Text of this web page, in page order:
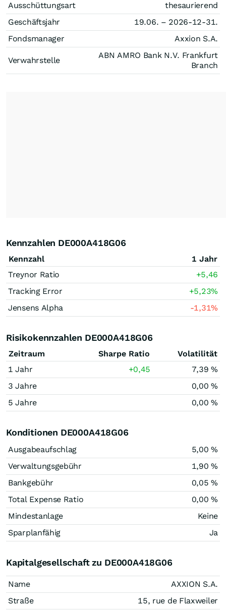
Ausschüttungsart
thesaurierend
Geschäftsjahr
19.06. – 2026-12-31.
Fondsmanager
Axxion S.A.
Verwahrstelle
ABN AMRO Bank N.V. Frankfurt
Branch
Kennzahlen DE000A418G06
Kennzahl
1 Jahr
Treynor Ratio
+5,46
Tracking Error
+5,23%
Jensens Alpha
-1,31%
Risikokennzahlen DE000A418G06
Zeitraum Sharpe Ratio
Volatilität
1 Jahr
+0,45
7,39 %
3 Jahre
0,00 %
5 Jahre
0,00 %
Konditionen DE000A418G06
Ausgabeaufschlag
5,00 %
Verwaltungsgebühr
1,90 %
Bankgebühr
0,05 %
Total Expense Ratio
0,00 %
Mindestanlage
Keine
Sparplanfähig
Ja
Kapitalgesellschaft zu DE000A418G06
Name
AXXION S.A.
Straße
15, rue de Flaxweiler